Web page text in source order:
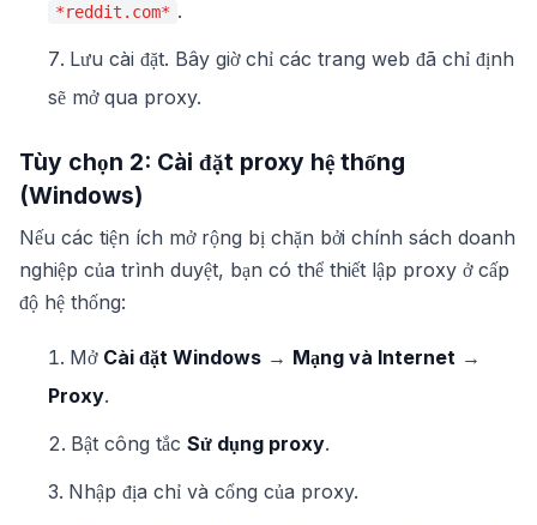
*reddit.com* .
Lưu cài đặt. Bây giờ chỉ các trang web đã chỉ định
sẽ mở qua proxy.
Tùy chọn 2: Cài đặt proxy hệ thống
(Windows)
Nếu các tiện ích mở rộng bị chặn bởi chính sách doanh
nghiệp của trình duyệt, bạn có thể thiết lập proxy ở cấp
độ hệ thống:
Mở Cài đặt Windows → Mạng và Internet →
Proxy.
Bật công tắc Sử dụng proxy.
Nhập địa chỉ và cổng của proxy.